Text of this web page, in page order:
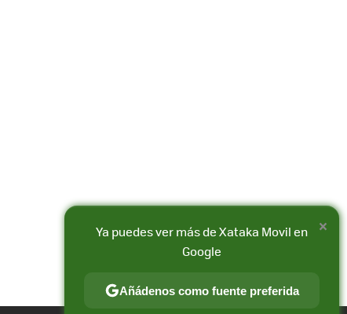
×
Ya puedes ver más de Xataka Movil en
Google
Añádenos como fuente preferida